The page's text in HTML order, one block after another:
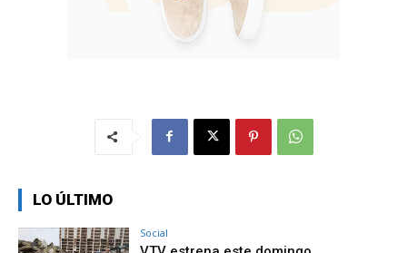
LO ÚLTIMO
Social